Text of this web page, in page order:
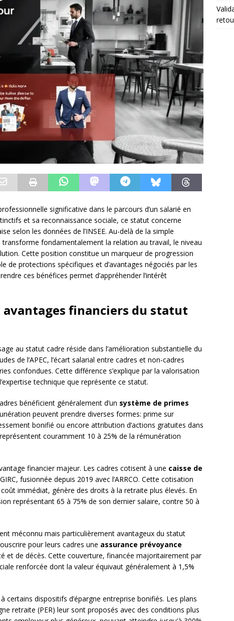
significative dans le parcours d’un salarié en
et sa reconnaissance sociale, ce statut concerne
selon les données de l’INSEE. Au-delà de la simple
fondamentalement la relation au travail, le niveau
Cette position constitue un marqueur de progression
de protections spécifiques et d’avantages négociés par les
ces bénéfices permet d’appréhender l’intérêt
financiers du statut
au statut cadre réside dans l’amélioration substantielle du
de l’APEC, l’écart salarial entre cadres et non-cadres
confondues. Cette différence s’explique par la valorisation
technique que représente ce statut.
bénéficient généralement d’un système de primes
peuvent prendre diverses formes: prime sur
bonifié ou encore attribution d’actions gratuites dans
couramment 10 à 25% de la rémunération
financier majeur. Les cadres cotisent à une caisse de
fusionnée depuis 2019 avec l’ARRCO. Cette cotisation
immédiat, génère des droits à la retraite plus élevés. En
représentant 65 à 75% de son dernier salaire, contre 50 à
méconnu mais particulièrement avantageux du statut
pour leurs cadres une assurance prévoyance
et de décès. Cette couverture, financée majoritairement par
renforcée dont la valeur équivaut généralement à 1,5%
certains dispositifs d’épargne entreprise bonifiés. Les plans
retraite (PER) leur sont proposés avec des conditions plus